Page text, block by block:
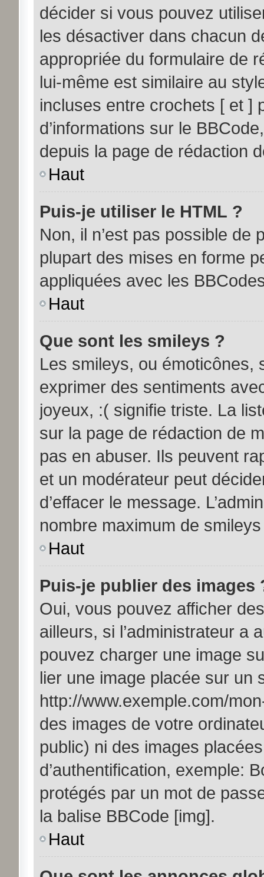
décider si vous pouvez
les désactiver dans chacun
appropriée du formulaire de
lui-même est similaire au
incluses entre crochets [ et ]
d’informations sur le
depuis la page de rédaction
Haut
Puis-je utiliser le HTML ?
Non, il n’est pas possible de
plupart des mises en forme
appliquées avec les
Haut
Que sont les smileys ?
Les smileys, ou émoticônes,
exprimer des sentiments
joyeux, :( signifie triste. La
sur la page de rédaction de
pas en abuser. Ils peuvent
et un modérateur peut
d’effacer le message.
nombre maximum de
Haut
Puis-je publier des images
Oui, vous pouvez afficher
ailleurs, si l’administrateur a
pouvez charger une image
lier une image placée sur un
http://www.exemple.com/
des images de votre
public) ni des images
d’authentification, exemple:
protégés par un mot de
la balise BBCode [img].
Haut